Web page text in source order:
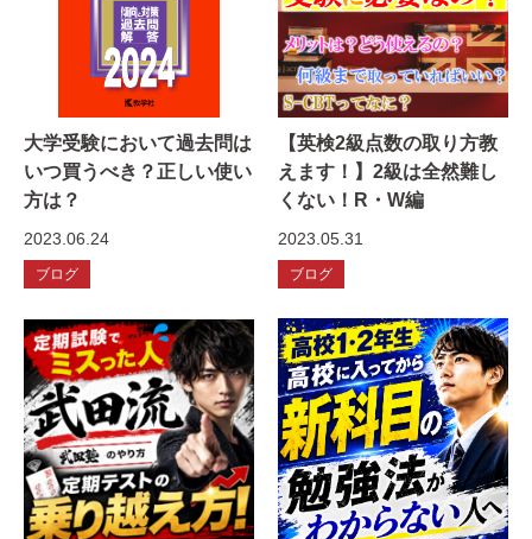
大学受験において過去問は
いつ買うべき？正しい使い
方は？
2023.06.24
ブログ
【英検2級点数の取り方教
えます！】2級は全然難し
くない！R・W編
2023.05.31
ブログ